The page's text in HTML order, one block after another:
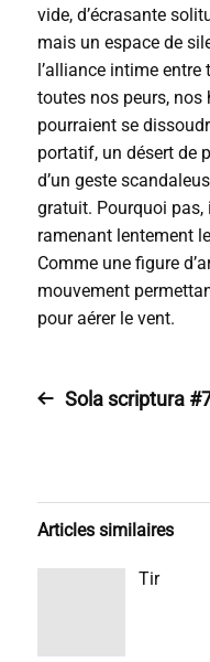
vide, d’écrasante
mais un espace de
l’alliance intime
toutes nos peurs, nos
pourraient se
portatif, un désert de
d’un geste
gratuit. Pourquoi pas,
ramenant lentement
Comme une figure
mouvement
pour aérer le vent.
Sola scriptura
Articles similaires
Tir